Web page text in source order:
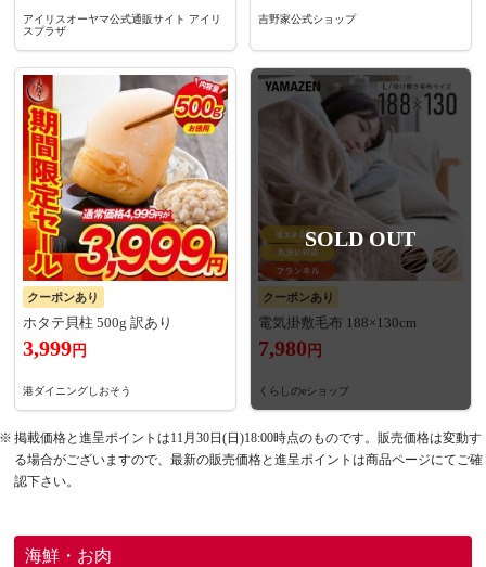
アイリスオーヤマ公式通販サイト アイリ
スプラザ
吉野家公式ショップ
クーポンあり
ホタテ貝柱 500g 訳あり
3,999円
港ダイニングしおそう
SOLD OUT
クーポンあり
電気掛敷毛布 188×130cm
7,980 円
くらしのeショップ
掲載価格と進呈ポイントは11月30日(日)18:00時点のものです。販売価格は変動す
る場合がございますので、最新の販売価格と進呈ポイントは商品ページにてご確
認下さい。
海鮮・お肉